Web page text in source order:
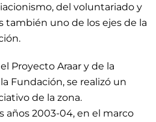
del voluntariado y
también uno de los ejes de la
Proyecto Araar y de la
Fundación, se realizó un
de la zona.
años 2003-04, en el marco